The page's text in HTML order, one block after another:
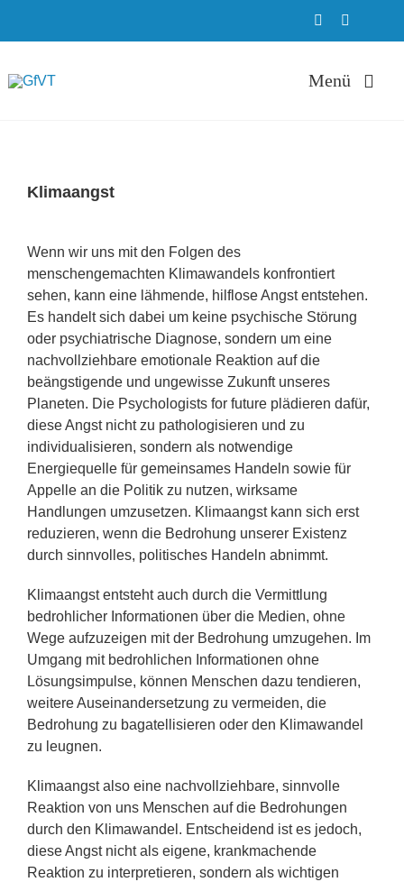
Menü
Weiterbildung
Ausbildung
Über uns
Klimaangst
grösseres
Bild
Wenn wir uns mit den Folgen des
menschengemachten Klimawandels konfrontiert
sehen, kann eine lähmende, hilflose Angst entstehen.
Es handelt sich dabei um keine psychische Störung
oder psychiatrische Diagnose, sondern um eine
nachvollziehbare emotionale Reaktion auf die
beängstigende und ungewisse Zukunft unseres
Planeten. Die Psychologists for future plädieren dafür,
diese Angst nicht zu pathologisieren und zu
individualisieren, sondern als notwendige
Energiequelle für gemeinsames Handeln sowie für
Appelle an die Politik zu nutzen, wirksame
Handlungen umzusetzen. Klimaangst kann sich erst
reduzieren, wenn die Bedrohung unserer Existenz
durch sinnvolles, politisches Handeln abnimmt.
Klimaangst entsteht auch durch die Vermittlung
bedrohlicher Informationen über die Medien, ohne
Wege aufzuzeigen mit der Bedrohung umzugehen. Im
Umgang mit bedrohlichen Informationen ohne
Lösungsimpulse, können Menschen dazu tendieren,
weitere Auseinandersetzung zu vermeiden, die
Bedrohung zu bagatellisieren oder den Klimawandel
zu leugnen.
Klimaangst also eine nachvollziehbare, sinnvolle
Reaktion von uns Menschen auf die Bedrohungen
durch den Klimawandel. Entscheidend ist es jedoch,
diese Angst nicht als eigene, krankmachende
Reaktion zu interpretieren, sondern als wichtigen